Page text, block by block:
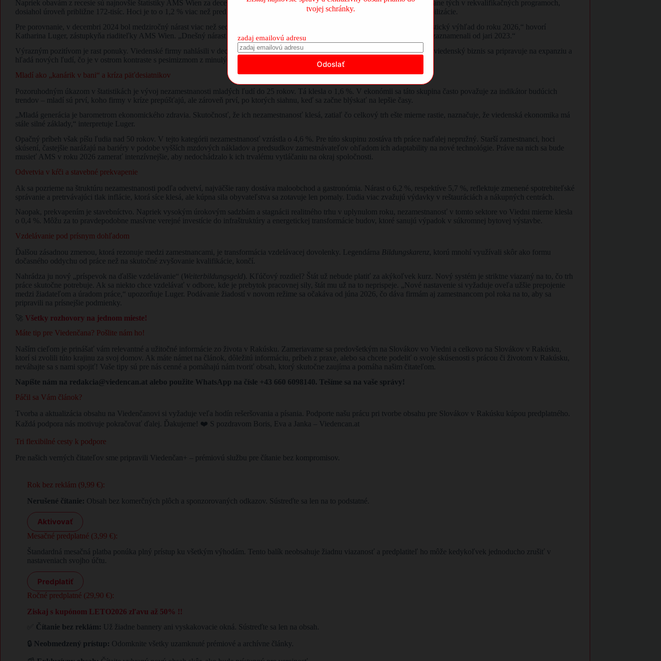
Napriek obavám z recesie sú najnovšie štatistiky AMS Wien za december 2025 prekvapivo mierne. Celkový počet osôb bez práce, vrátane tých v rekvalifikačných programoch,
dosiahol úroveň približne 172-tisíc. Hoci je to o 1,2 % viac než pred rokom, v kontexte predchádzajúcich období ide o jasný signál stabilizácie.
Pre porovnanie, v decembri 2024 bol medziročný nárast viac než sedempercentný. „Na základe týchto dát si trúfame na opatrne optimistický výhľad do roku 2026,“ hovorí
Katharina Luger, zástupkyňa riaditeľky AMS Wien. „Dnešný nárast o niečo viac ako jedno percento je najlepším výsledkom, aký sme zaznamenali od jari 2023.“
Výrazným pozitívom je rast ponuky. Viedenské firmy nahlásili v decembri vyše 12-percentný nárast nových voľných miest. Zdá sa, že viedenský biznis sa pripravuje na expanziu a
hľadá nových ľudí, čo je v ostrom kontraste s pesimizmom z minulých mesiacov.
Mladí ako „kanárik v bani“ a kríza päťdesiatnikov
Pozoruhodným úkazom v štatistikách je vývoj nezamestnanosti mladých ľudí do 25 rokov. Tá klesla o 1,6 %. V ekonómii sa táto skupina často považuje za indikátor budúcich
trendov – mladí sú prví, koho firmy v kríze prepúšťajú, ale zároveň prví, po ktorých siahnu, keď sa začne blýskať na lepšie časy.
„Mladá generácia je barometrom ekonomického zdravia. Skutočnosť, že ich nezamestnanosť klesá, zatiaľ čo celkový trh ešte mierne rastie, naznačuje, že viedenská ekonomika má
stále silné základy,“ interpretuje Luger.
Opačný príbeh však píšu ľudia nad 50 rokov. V tejto kategórii nezamestnanosť vzrástla o 4,6 %. Pre túto skupinu zostáva trh práce naďalej nepružný. Starší zamestnanci, hoci
skúsení, častejšie narážajú na bariéry v podobe vyšších mzdových nákladov a predsudkov zamestnávateľov ohľadom ich adaptability na nové technológie. Práve na nich sa bude
musieť AMS v roku 2026 zamerať intenzívnejšie, aby nedochádzalo k ich trvalému vytláčaniu na okraj spoločnosti.
Odvetvia v kŕči a stavebné prekvapenie
Ak sa pozrieme na štruktúru nezamestnanosti podľa odvetví, najväčšie rany dostáva maloobchod a gastronómia. Nárast o 6,2 %, respektíve 5,7 %, reflektuje zmenené spotrebiteľské
správanie a pretrvávajúci tlak inflácie, ktorá síce klesá, ale kúpna sila obyvateľstva sa zotavuje len pomaly. Ľudia viac zvažujú výdavky v reštauráciách a nákupných centrách.
Naopak, prekvapením je stavebníctvo. Napriek vysokým úrokovým sadzbám a stagnácii realitného trhu v uplynulom roku, nezamestnanosť v tomto sektore vo Viedni mierne klesla
o 0,4 %. Môžu za to pravdepodobne masívne verejné investície do infraštruktúry a energetickej transformácie budov, ktoré sanujú výpadok v súkromnej bytovej výstavbe.
Vzdelávanie pod prísnym dohľadom
Ďalšou zásadnou zmenou, ktorá rezonuje medzi zamestnancami, je transformácia vzdelávacej dovolenky. Legendárna Bildungskarenz, ktorú mnohí využívali skôr ako formu
dočasného oddychu od práce než na skutočné zvyšovanie kvalifikácie, končí.
Nahrádza ju nový „príspevok na ďalšie vzdelávanie“ ( Weiterbildungsgeld). Kľúčový rozdiel? Štát už nebude platiť za akýkoľvek kurz. Nový systém je striktne viazaný na to, čo trh
práce skutočne potrebuje. Ak sa niekto chce vzdelávať v odbore, kde je prebytok pracovnej sily, štát mu už na to neprispeje. „Nové nastavenie si vyžaduje oveľa užšie prepojenie
medzi žiadateľom a úradom práce,“ upozorňuje Luger. Podávanie žiadostí v novom režime sa očakáva od júna 2026, čo dáva firmám aj zamestnancom pol roka na to, aby sa
pripravili na prísnejšie podmienky.
🚀 Všetky rozhovory na jednom mieste!
Máte tip pre Viedenčana? Pošlite nám ho!
Naším cieľom je prinášať vám relevantné a užitočné informácie zo života v Rakúsku. Zameriavame sa predovšetkým na Slovákov vo Viedni a celkovo na Slovákov v Rakúsku,
ktorí si zvolili túto krajinu za svoj domov. Ak máte námet na článok, dôležitú informáciu, príbeh z praxe, alebo sa chcete podeliť o svoje skúsenosti s prácou či životom v Rakúsku,
neváhajte sa s nami spojiť! Vaše tipy sú pre nás cenné a pomáhajú nám tvoriť obsah, ktorý skutočne zaujíma a pomáha našim čitateľom.
Napíšte nám na redakcia@viedencan.at alebo použite WhatsApp na čísle +43 660 6098140. Tešíme sa na vaše správy!
Páčil sa Vám článok?
Tvorba a aktualizácia obsahu na Viedenčanovi si vyžaduje veľa hodín rešeršovania a písania. Podporte našu prácu pri tvorbe obsahu pre Slovákov v Rakúsku kúpou predplatného.
Každá podpora nás motivuje pokračovať ďalej. Ďakujeme! ❤️ S pozdravom Boris, Eva a Janka – Viedencan.at
Tri flexibilné cesty k podpore
Pre našich verných čitateľov sme pripravili Viedenčan+ – prémiovú službu pre čítanie bez kompromisov.
Rok bez reklám (9,99 €):
Nerušené čítanie: Obsah bez komerčných plôch a sponzorovaných odkazov. Sústreďte sa len na to podstatné.
Aktivovať
Mesačné predplatné (3,99 €):
Štandardná mesačná platba ponúka plný prístup ku všetkým výhodám. Tento balík neobsahuje žiadnu viazanosť a predplatiteľ ho môže kedykoľvek jednoducho zrušiť v
nastaveniach svojho účtu.
Predplatiť
Ročné predplatné (29,90 €):
Ziskaj s kupónom LETO2026 zľavu až 50% !!
Čítanie bez reklám: Už žiadne bannery ani vyskakovacie okná. Sústreďte sa len na obsah.
🔒 Neobmedzený prístup: Odomknite všetky uzamknuté prémiové a archívne články.
tvojej schránky.
zadaj emailovú adresu